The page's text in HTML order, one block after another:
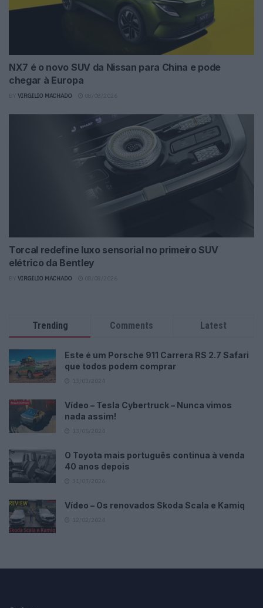
NX7 é o novo SUV da Nissan para China e pode
chegar à Europa
VIRGILIO MACHADO
Torcal redefine luxo sensorial no primeiro SUV
elétrico da Bentley
VIRGILIO MACHADO
Trending Comments Latest
Este é um Porsche 911 Carrera RS 2.7 Safari
que todos podem comprar
Vídeo – Tesla Cybertruck – Nunca vimos
nada assim!
O Toyota mais português continua à venda
40 anos depois
Vídeo – Os renovados Skoda Scala e Kamiq